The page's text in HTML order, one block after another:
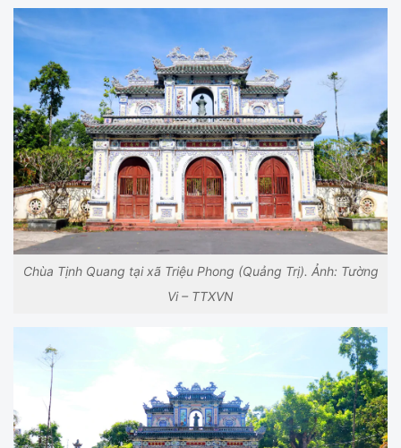
Chùa Tịnh Quang tại xã Triệu Phong (Quảng Trị). Ảnh: Tường
Vi – TTXVN